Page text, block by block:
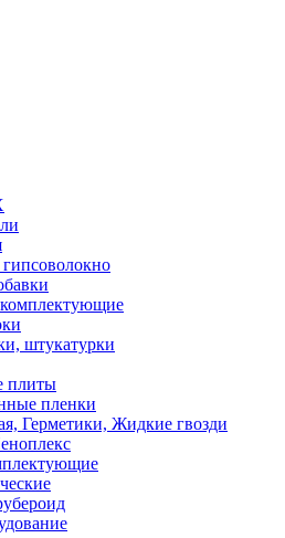
штукатурки
плиты
пленки
Герметики, Жидкие гвозди